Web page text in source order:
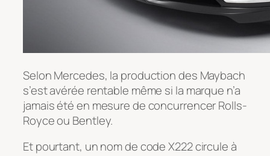
Selon Mercedes, la production des Maybach
s’est avérée rentable même si la marque n’a
jamais été en mesure de concurrencer Rolls-
Royce ou Bentley.
Et pourtant, un nom de code X222 circule à